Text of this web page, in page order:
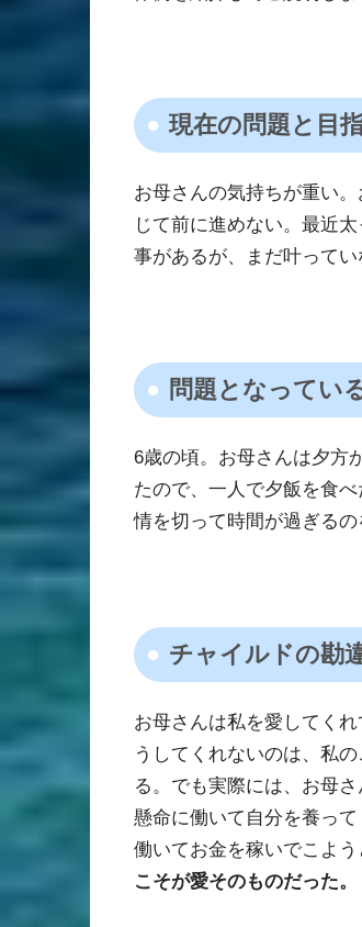
現在の問題と目
お母さんの気持ちが重い
じて前に進めない。最近
事があるが、まだ叶ってい
問題となってい
6歳の頃。お母さんは夕方
たので、一人で夕飯を食
情を切って時間が過ぎるの
チャイルドの勘
お母さんは私を愛してく
うしてくれないのは、私
る。でも実際には、お母
懸命に働いて自分を養っ
働いてお金を稼いでこよう
こそが愛そのものだった。